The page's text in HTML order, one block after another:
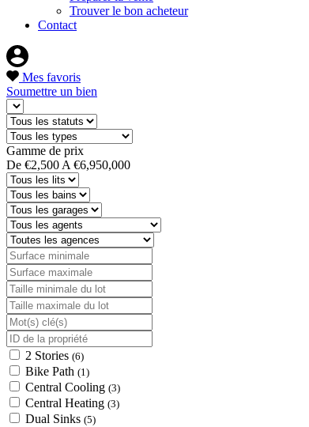
Trouver le bon acheteur
Contact
Mes favoris
Soumettre un bien
Gamme de prix
De €2,500 A €6,950,000
2 Stories (6)
Bike Path (1)
Central Cooling (3)
Central Heating (3)
Dual Sinks (5)